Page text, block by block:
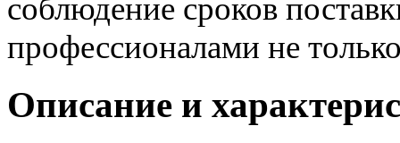
соблюдение сроков
профессионалами не
Описание и